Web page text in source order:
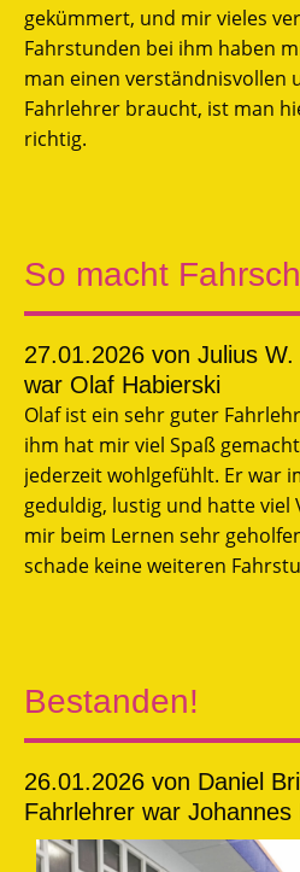
gekümmert, und mir vieles
Fahrstunden bei ihm haben
man einen verständnisvollen
Fahrlehrer braucht, ist man
richtig.
So macht
27.01.2026 von Julius
war Olaf Habierski
Olaf ist ein sehr guter
ihm hat mir viel Spaß
jederzeit wohlgefühlt. Er war
geduldig, lustig und hatte viel
mir beim Lernen sehr
schade keine weiteren
Bestanden!
26.01.2026 von Daniel
Fahrlehrer war Johannes